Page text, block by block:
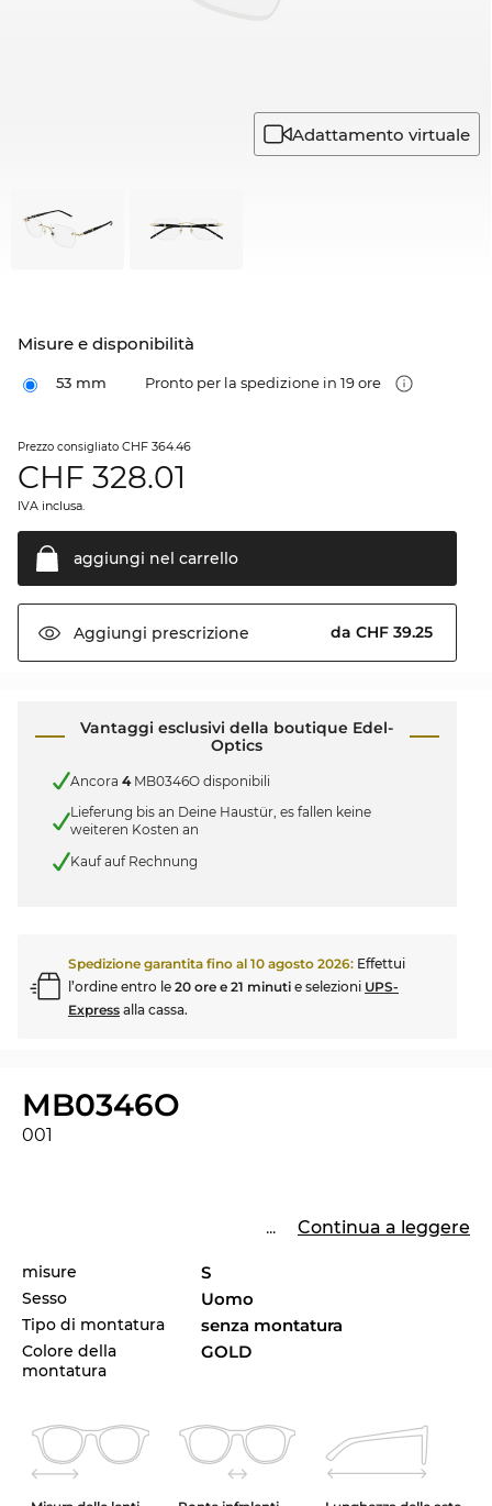
Adattamento virtuale
Misure e disponibilità
53 mm Pronto per la spedizione in 19 ore
Prezzo consigliato CHF 364.46
CHF 328.01
IVA inclusa.
aggiungi nel carrello
Aggiungi prescrizione da CHF 39.25
Vantaggi esclusivi della boutique Edel-
Optics
Ancora 4MB0346O disponibili
Lieferung bis an Deine Haustür, es fallen keine
weiteren Kosten an
Kauf auf Rechnung
Spedizione garantita fino al 10 agosto 2026: Effettui
l’ordine entro le 20 ore e 21 minuti e selezioni UPS-
Express alla cassa.
MB0346O
001
... Continua a leggere
misure S
Sesso Uomo
Tipo di montatura senza montatura
Colore della
montatura
GOLD